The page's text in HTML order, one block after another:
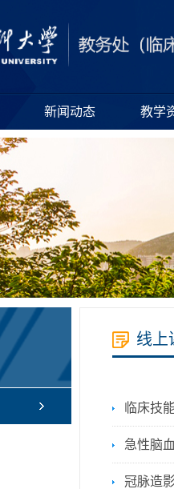
新闻动态 教学
线上
临床技
急性脑
冠脉造